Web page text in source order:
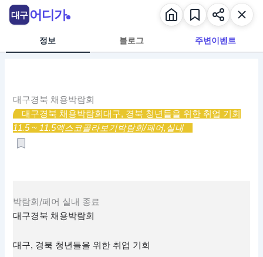
정보 블로그 주변이벤트
대구경북 채용박람회
대구경북 채용박람회대구, 경북 청년들을 위한 취업 기회
11.5 ~ 11.5엑스코골라보기박람회/페어,실내
박람회/페어 실내 종료
대구경북 채용박람회
대구, 경북 청년들을 위한 취업 기회
대구 어디가